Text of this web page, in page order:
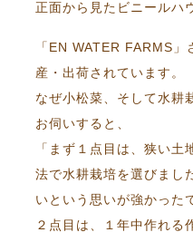
正面から見たビニールハ
「EN WATER FARMS
産・出荷されています。
なぜ小松菜、そして水耕
お伺いすると、
「まず１点目は、狭い
法で水耕栽培を選びまし
いという思いが強かった
２点目は、１年中作れる